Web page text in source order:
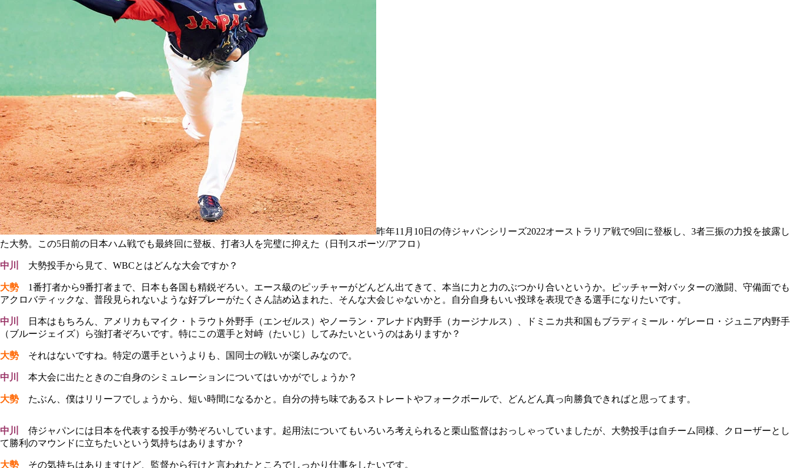
昨年11月10日の侍ジャパンシリーズ2022オーストラリア戦で9回に登板し、3者三振の力投を披露し
た大勢。この5日前の日本ハム戦でも最終回に登板、打者3人を完璧に抑えた（日刊スポーツ/アフロ）
中川 大勢投手から見て、WBCとはどんな大会ですか？
大勢 1番打者から9番打者まで、日本も各国も精鋭ぞろい。エース級のピッチャーがどんどん出てきて、本当に力と力のぶつかり合いというか。ピッチャー対バッターの激闘、守備面でも
アクロバティックな、普段見られないような好プレーがたくさん詰め込まれた、そんな大会じゃないかと。自分自身もいい投球を表現できる選手になりたいです。
中川
日本はもちろん、アメリカもマイク・トラウト外野手（エンゼルス）やノーラン・アレナド内野手（カージナルス）、ドミニカ共和国もブラディミール・ゲレーロ・ジュニア内野手
（ブルージェイズ）ら強打者ぞろいです。特にこの選手と対峙（たいじ）してみたいというのはありますか？
大勢 それはないですね。特定の選手というよりも、国同士の戦いが楽しみなので。
中川 本大会に出たときのご自身のシミュレーションについてはいかがでしょうか？
大勢 たぶん、僕はリリーフでしょうから、短い時間になるかと。自分の持ち味であるストレートやフォークボールで、どんどん真っ向勝負できればと思ってます。
中川
侍ジャパンには日本を代表する投手が勢ぞろいしています。起用法についてもいろいろ考えられると栗山監督はおっしゃっていましたが、大勢投手は自チーム同様、クローザーとし
て勝利のマウンドに立ちたいという気持ちはありますか？
大勢 その気持ちはありますけど、監督から行けと言われたところでしっかり仕事をしたいです。